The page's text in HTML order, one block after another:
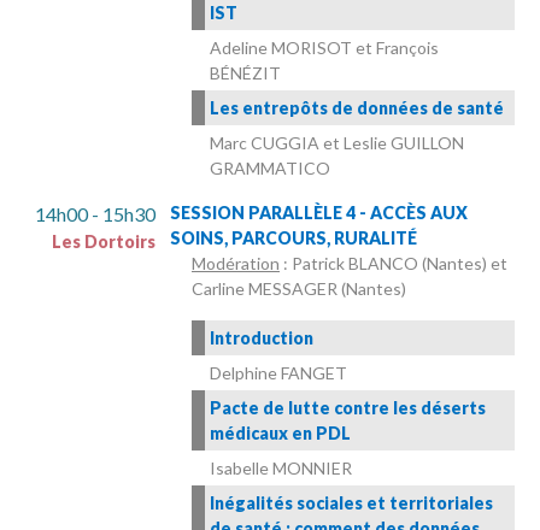
IST
Adeline MORISOT et François
BÉNÉZIT
Les entrepôts de données de santé
Marc CUGGIA et Leslie GUILLON
GRAMMATICO
14h00 - 15h30
Les Dortoirs
SESSION PARALLÈLE 4 - ACCÈS AUX
SOINS, PARCOURS, RURALITÉ
Modération : Patrick BLANCO (Nantes) et
Carline MESSAGER (Nantes)
Introduction
Delphine FANGET
Pacte de lutte contre les déserts
médicaux en PDL
Isabelle MONNIER
Inégalités sociales et territoriales